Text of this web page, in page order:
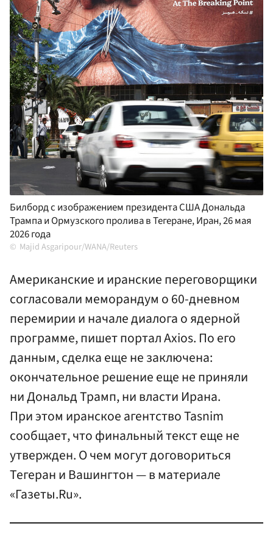
Билборд с изображением президента США Дональда
Трампа и Ормузского пролива в Тегеране, Иран, 26 мая
2026 года
Majid Asgaripour/WANA/Reuters
Американские и иранские переговорщики
согласовали меморандум о 60-дневном
перемирии и начале диалога о ядерной
программе, пишет портал Axios. По его
данным, сделка еще не заключена:
окончательное решение еще не приняли
ни Дональд Трамп, ни власти Ирана.
При этом иранское агентство Tasnim
сообщает, что финальный текст еще не
утвержден. О чем могут договориться
Тегеран и Вашингтон — в материале
«Газеты.Ru».